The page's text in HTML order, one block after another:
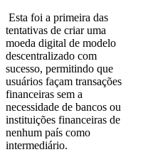
Esta foi a primeira das
tentativas de criar uma
moeda digital de modelo
descentralizado com
sucesso, permitindo que
usuários façam transações
financeiras sem a
necessidade de bancos ou
instituições financeiras de
nenhum país como
intermediário.